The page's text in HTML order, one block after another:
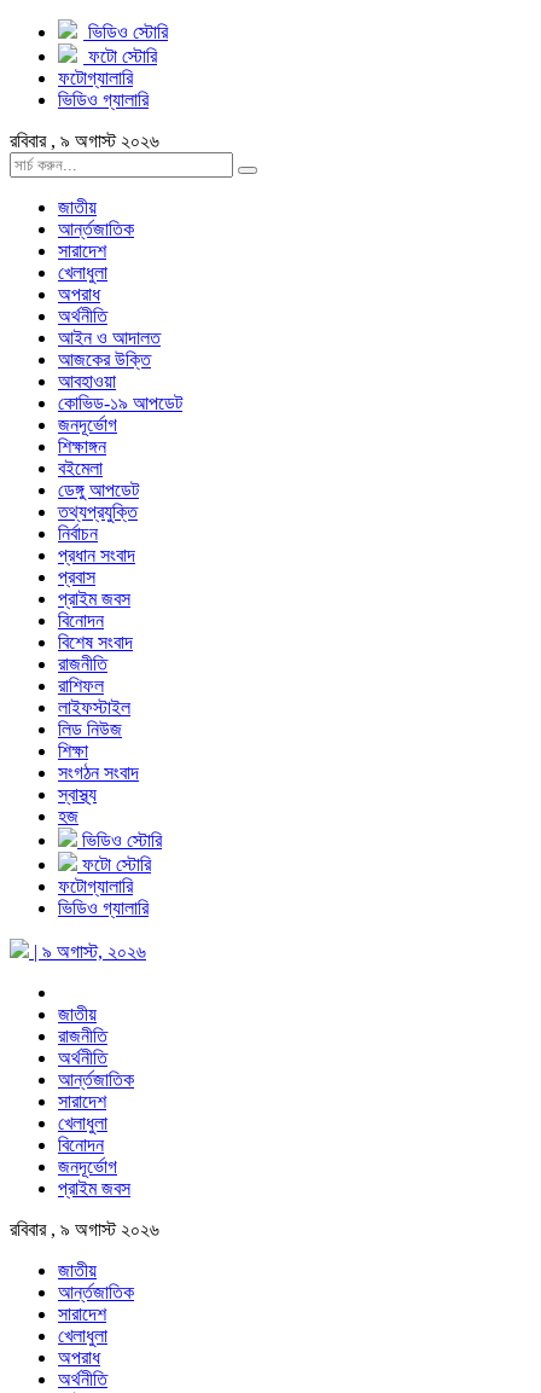
ভিডিও স্টোরি
ফটো স্টোরি
ফটোগ্যালারি
ভিডিও গ্যালারি
রবিবার , ৯ অগাস্ট ২০২৬
জাতীয়
আর্ন্তজাতিক
সারাদেশ
খেলাধুলা
অপরাধ
অর্থনীতি
আইন ও আদালত
আজকের উক্তি
আবহাওয়া
কোভিড-১৯ আপডেট
জনদূর্ভোগ
শিক্ষাঙ্গন
বইমেলা
ডেঙ্গু আপডেট
তথ্যপ্রযুক্তি
নির্বাচন
প্রধান সংবাদ
প্রবাস
প্রাইম জবস
বিনোদন
বিশেষ সংবাদ
রাজনীতি
রাশিফল
লাইফস্টাইল
লিড নিউজ
শিক্ষা
সংগঠন সংবাদ
স্বাস্থ্য
হজ
ভিডিও স্টোরি
ফটো স্টোরি
ফটোগ্যালারি
ভিডিও গ্যালারি
| ৯ অগাস্ট, ২০২৬
জাতীয়
রাজনীতি
অর্থনীতি
আর্ন্তজাতিক
সারাদেশ
খেলাধুলা
বিনোদন
জনদূর্ভোগ
প্রাইম জবস
রবিবার , ৯ অগাস্ট ২০২৬
জাতীয়
আর্ন্তজাতিক
সারাদেশ
খেলাধুলা
অপরাধ
অর্থনীতি